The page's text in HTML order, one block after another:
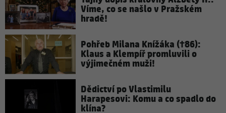
Víme, co se našlo v Pražském
hradě!
Pohřeb Milana Knížáka (†86):
Klaus a Klempíř promluvili o
výjimečném muži!
Dědictví po Vlastimilu
Harapesovi: Komu a co spadlo do
klína?